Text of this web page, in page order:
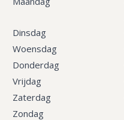
Dinsdag
Woensdag
Donderdag
Vrijdag
Zaterdag
Zondag